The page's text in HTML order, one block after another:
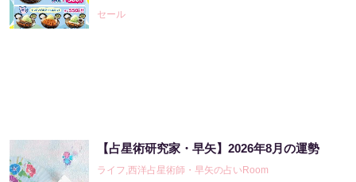
セール
【占星術研究家・早矢】2026年8月の運勢
ライフ,西洋占星術師・早矢の占いRoom